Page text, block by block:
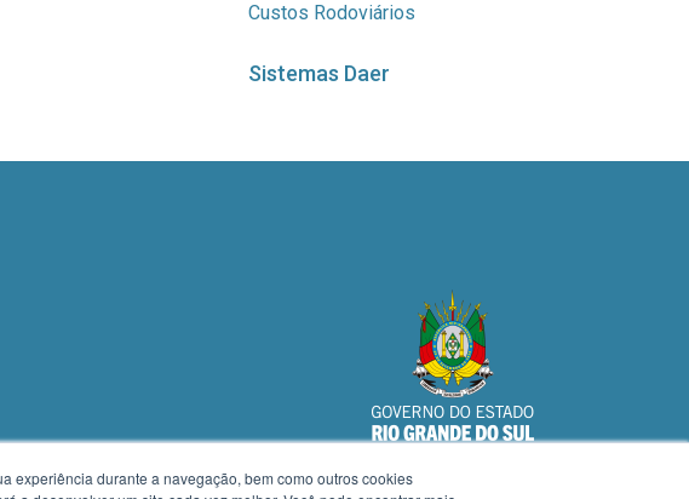
Custos Rodoviários
Sistemas Daer
experiência durante a navegação, bem como outros cookies